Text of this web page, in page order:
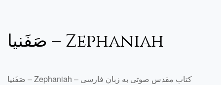
صَفَنيا – Zephaniah
صَفَنيا – Zephaniah – کتاب مقدس صوتی به زبان فارسی